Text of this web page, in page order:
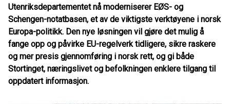
Utenriksdepartementet nå moderniserer EØS- og
Schengen-notatbasen, et av de viktigste verktøyene i norsk
Europa-politikk. Den nye løsningen vil gjøre det mulig å
fange opp og påvirke EU-regelverk tidligere, sikre raskere
og mer presis gjennomføring i norsk rett, og gi både
Stortinget, næringslivet og befolkningen enklere tilgang til
oppdatert informasjon.